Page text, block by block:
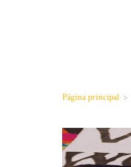
Página principal >